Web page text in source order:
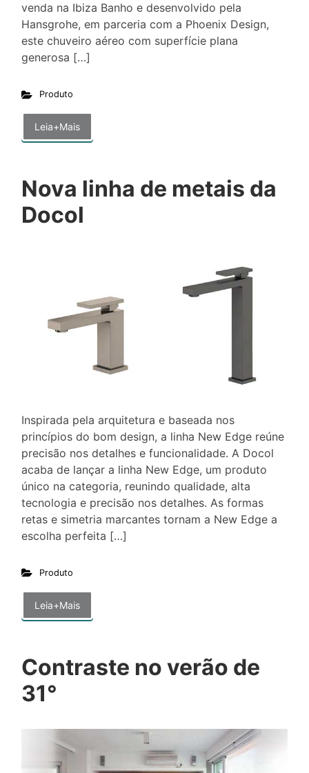
venda na Ibiza Banho e desenvolvido pela
Hansgrohe, em parceria com a Phoenix Design,
este chuveiro aéreo com superfície plana
generosa […]
Produto
Leia+Mais
Nova linha de metais da
Docol
Inspirada pela arquitetura e baseada nos
princípios do bom design, a linha New Edge reúne
precisão nos detalhes e funcionalidade. A Docol
acaba de lançar a linha New Edge, um produto
único na categoria, reunindo qualidade, alta
tecnologia e precisão nos detalhes. As formas
retas e simetria marcantes tornam a New Edge a
escolha perfeita […]
Produto
Leia+Mais
Contraste no verão de
31°